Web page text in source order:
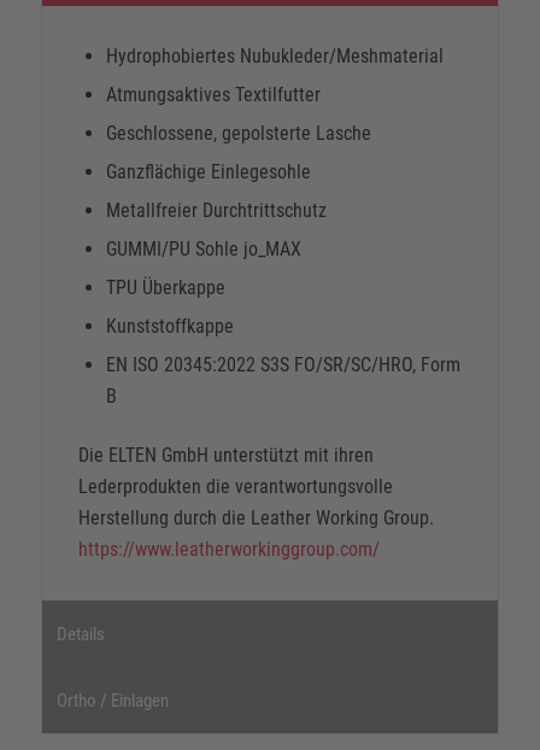
Hydrophobiertes Nubukleder/Meshmaterial
Atmungsaktives Textilfutter
Geschlossene, gepolsterte Lasche
Ganzflächige Einlegesohle
Metallfreier Durchtrittschutz
GUMMI/PU Sohle jo_MAX
TPU Überkappe
Kunststoffkappe
EN ISO 20345:2022 S3S FO/SR/SC/HRO, Form
B
Die ELTEN GmbH unterstützt mit ihren
Lederprodukten die verantwortungsvolle
Herstellung durch die Leather Working Group.
https://www.leatherworkinggroup.com/
Details
Ortho / Einlagen